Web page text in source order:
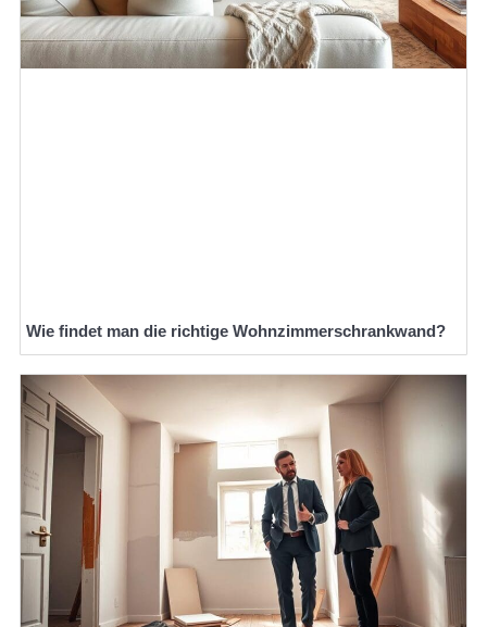
Wie findet man die richtige Wohnzimmerschrankwand?